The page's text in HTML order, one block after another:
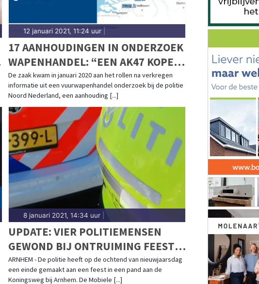
12 januari 2021, 11:24 uur|
17 AANHOUDINGEN IN ONDERZOEK
WAPENHANDEL: “EEN AK47 KOPEN
WAS EEN FLUITJE VAN EEN CENT”
De zaak kwam in januari 2020 aan het rollen na verkregen
informatie uit een vuurwapenhandel onderzoek bij de politie
Noord Nederland, een aanhouding [...]
8 januari 2021, 14:34 uur|
UPDATE: VIER POLITIEMENSEN
GEWOND BIJ ONTRUIMING FEEST;
VIER AANHOUDINGEN
ARNHEM - De politie heeft op de ochtend van nieuwjaarsdag
een einde gemaakt aan een feest in een pand aan de
Koningsweg bij Arnhem. De Mobiele [...]